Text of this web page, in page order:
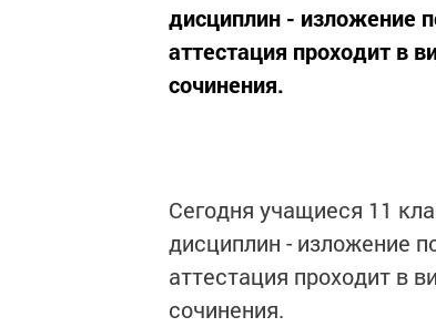
дисциплин - изложение
аттестация проходит в
сочинения.
Сегодня учащиеся 11
дисциплин - изложение
аттестация проходит в
сочинения.